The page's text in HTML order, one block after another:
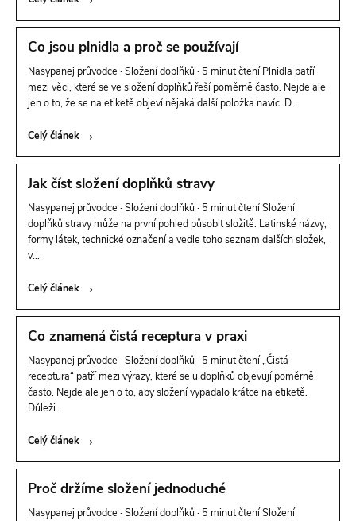
Co jsou plnidla a proč se používají
Nasypanej průvodce · Složení doplňků · 5 minut čtení Plnidla patří
mezi věci, které se ve složení doplňků řeší poměrně často. Nejde ale
jen o to, že se na etiketě objeví nějaká další položka navíc. D...
Celý článek
Jak číst složení doplňků stravy
Nasypanej průvodce · Složení doplňků · 5 minut čtení Složení
doplňků stravy může na první pohled působit složitě. Latinské názvy,
formy látek, technické označení a vedle toho seznam dalších složek,
v...
Celý článek
Co znamená čistá receptura v praxi
Nasypanej průvodce · Složení doplňků · 5 minut čtení „Čistá
receptura“ patří mezi výrazy, které se u doplňků objevují poměrně
často. Nejde ale jen o to, aby složení vypadalo krátce na etiketě.
Důleži...
Celý článek
Proč držíme složení jednoduché
Nasypanej průvodce · Složení doplňků · 5 minut čtení Složení